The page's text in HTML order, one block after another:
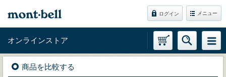
ログイン メニュー
オンラインストア
商品を比較する